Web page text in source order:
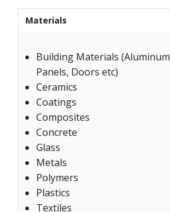
Materials
Building Materials (Aluminum
Panels, Doors etc)
Ceramics
Coatings
Composites
Concrete
Glass
Metals
Polymers
Plastics
Textiles